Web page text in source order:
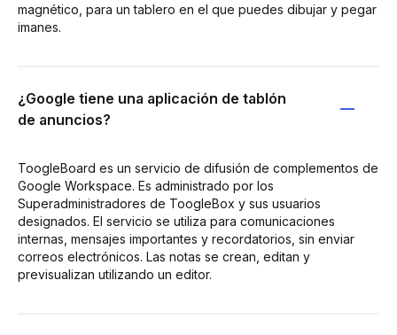
magnético, para un tablero en el que puedes dibujar y pegar
imanes.
¿Google tiene una aplicación de tablón
de anuncios?
ToogleBoard es un servicio de difusión de complementos de
Google Workspace. Es administrado por los
Superadministradores de ToogleBox y sus usuarios
designados. El servicio se utiliza para comunicaciones
internas, mensajes importantes y recordatorios, sin enviar
correos electrónicos. Las notas se crean, editan y
previsualizan utilizando un editor.